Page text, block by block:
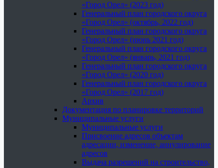
«Город Орел» (2023 год)
Генеральный план городского округа
«Город Орел» (октябрь, 2022 год)
Генеральный план городского округа
«Город Орел» (июнь 2021 год)
Генеральный план городского округа
«Город Орел» (январь, 2021 год)
Генеральный план городского округа
«Город Орел» (2020 год)
Генеральный план городского округа
«Город Орел» (2017 год)
Архив
Документация по планировке территорий
Муниципальные услуги
Муниципальные услуги
Присвоение адресов объектам
адресации, изменение, аннулирование
адресов
Выдача разрешений на строительство,